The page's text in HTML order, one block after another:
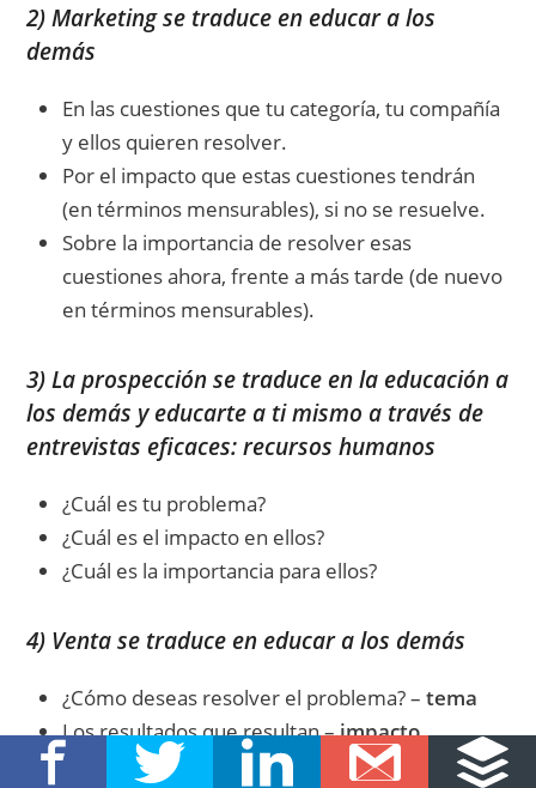
2) Marketing se traduce en educar a los
demás
En las cuestiones que tu categoría, tu compañía
y ellos quieren resolver.
Por el impacto que estas cuestiones tendrán
(en términos mensurables), si no se resuelve.
Sobre la importancia de resolver esas
cuestiones ahora, frente a más tarde (de nuevo
en términos mensurables).
3) La prospección se traduce en la educación a
los demás y educarte a ti mismo a través de
entrevistas eficaces: recursos humanos
¿Cuál es tu problema?
¿Cuál es el impacto en ellos?
¿Cuál es la importancia para ellos?
4) Venta se traduce en educar a los demás
¿Cómo deseas resolver el problema? –tema
Los resultados que resultan –impacto
El sentido de urgencia –importancia